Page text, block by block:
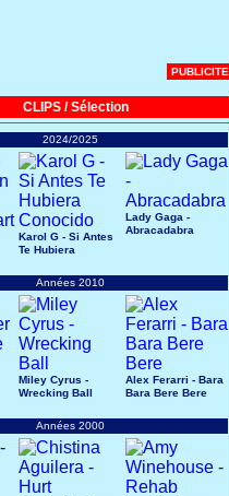
PUBLICITE
CLIPS / Sélection
2024/2025
Karol G - Si Antes
Te Hubiera
Lady Gaga -
Abracadabra
Années 2010
Miley Cyrus -
Wrecking Ball
Alex Ferarri - Bara
Bara Bere Bere
Années 2000